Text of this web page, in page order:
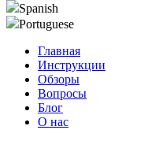
Spanish
Portuguese
Главная
Инструкции
Обзоры
Вопросы
Блог
О нас